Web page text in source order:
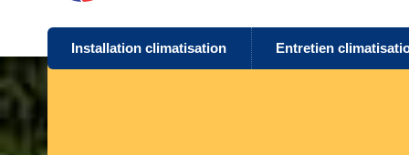
Installation climatisation Entretien